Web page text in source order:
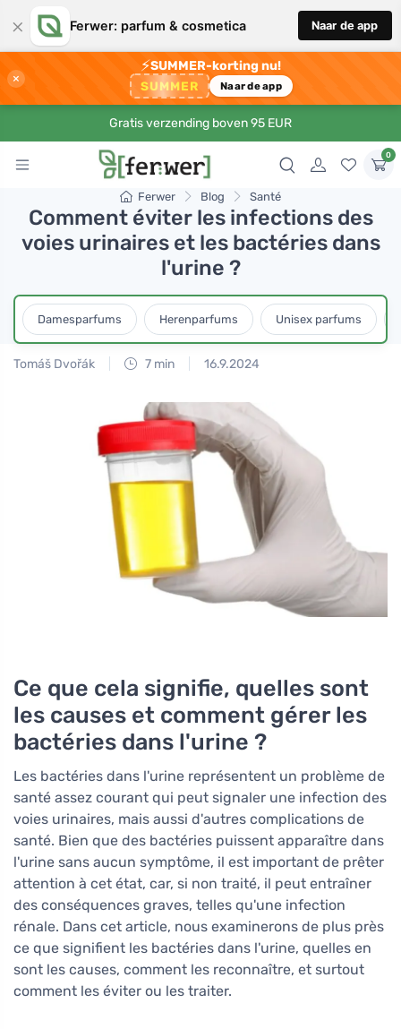
× Ferwer: parfum & cosmetica Naar de app
×
⚡SUMMER-korting nu!
SUMMER Naar de app
Gratis verzending boven 95 EUR
0
Ferwer Blog Santé
Comment éviter les infections des
voies urinaires et les bactéries dans
l'urine ?
Damesparfums Herenparfums Unisex parfums
Tomáš Dvořák 7 min 16.9.2024
Ce que cela signifie, quelles sont
les causes et comment gérer les
bactéries dans l'urine ?
Les bactéries dans l'urine représentent un problème de
santé assez courant qui peut signaler une infection des
voies urinaires, mais aussi d'autres complications de
santé. Bien que des bactéries puissent apparaître dans
l'urine sans aucun symptôme, il est important de prêter
attention à cet état, car, si non traité, il peut entraîner
des conséquences graves, telles qu'une infection
rénale. Dans cet article, nous examinerons de plus près
ce que signifient les bactéries dans l'urine, quelles en
sont les causes, comment les reconnaître, et surtout
comment les éviter ou les traiter.